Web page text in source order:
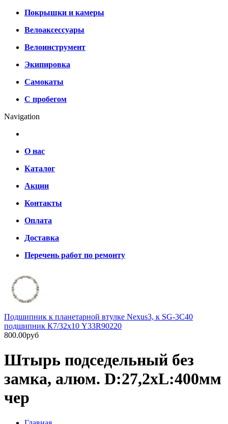
Покрышки и камеры
Велоаксессуары
Велоинструмент
Экипировка
Самокаты
С пробегом
Navigation
О нас
Каталог
Акции
Контакты
Оплата
Доставка
Перечень работ по ремонту
Подшипник к планетарной втулке Nexus3, к SG-3C40
подшипник К7/32х10 Y33R90220
800.00руб
Штырь подседельный без
замка, алюм. D:27,2хL:400мм
чер